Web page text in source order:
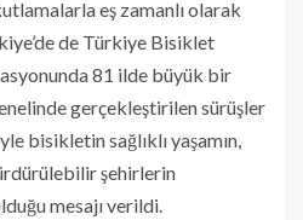
eş zamanlı olarak
de Türkiye Bisiklet
81 ilde büyük bir
gerçekleştirilen sürüşler
bisikletin sağlıklı yaşamın,
şehirlerin
mesajı verildi.